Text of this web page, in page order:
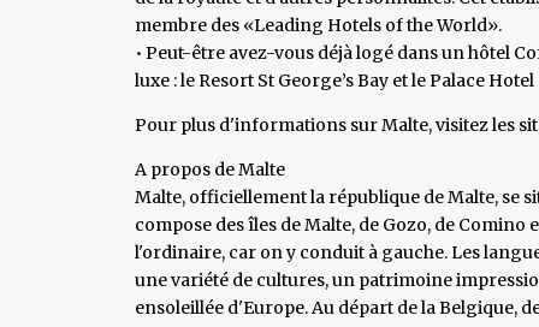
membre des «Leading Hotels of the World».
• Peut-être avez-vous déjà logé dans un hôtel
luxe : le Resort St George’s Bay et le Palace
Pour plus d'informations sur Malte, visitez les
A propos de Malte
Malte, officiellement la république de Malte, se
compose des îles de Malte, de Gozo, de
l'ordinaire, car on y conduit à gauche. Les
une variété de cultures, un patrimoine
ensoleillée d'Europe. Au départ de la Belgique,